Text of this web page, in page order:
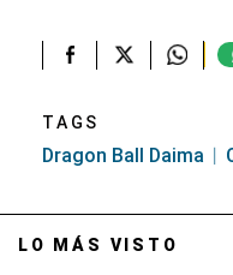
TAGS
Dragon Ball Daima
LO MÁS VISTO